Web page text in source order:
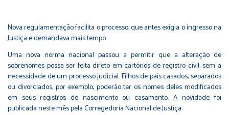
Nova regulamentação facilita o processo, que antes exigia o ingresso na
Justiça e demandava mais tempo
Uma nova norma nacional passou a permitir que a alteração de
sobrenomes possa ser feita direto em cartórios de registro civil, sem a
necessidade de um processo judicial. Filhos de pais casados, separados
ou divorciados, por exemplo, poderão ter os nomes deles modificados
em seus registros de nascimento ou casamento. A novidade foi
publicada neste mês pela Corregedoria Nacional de Justiça.